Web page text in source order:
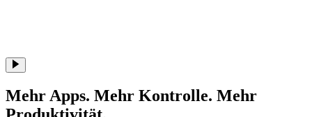
Mehr Apps. Mehr Kontrolle. Mehr